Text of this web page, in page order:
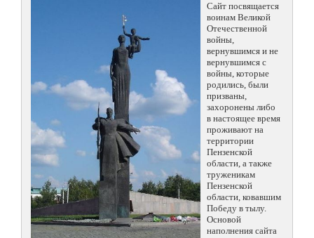
Сайт посвящается
воинам Великой
Отечественной
войны,
вернувшимся и не
вернувшимся с
войны, которые
родились, были
призваны,
захоронены либо
в настоящее время
проживают на
территории
Пензенской
области, а также
труженикам
Пензенской
области, ковавшим
Победу в тылу.
Основой
наполнения сайта